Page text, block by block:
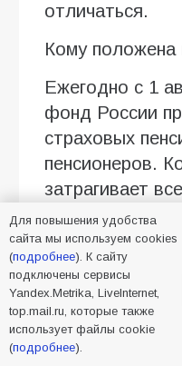
отличаться.
Кому положена
Ежегодно с 1
фонд России
страховых
пенсионеров.
затрагивает
пенсий по
за которых в
работодатели
страховые
на июнь 2026
8,4 миллиона
Для повышения удобства
сайта мы используем cookies
(подробнее). К сайту
подключены сервисы
Yandex.Metrika, LiveInternet,
top.mail.ru, которые также
использует файлы cookie
(подробнее).